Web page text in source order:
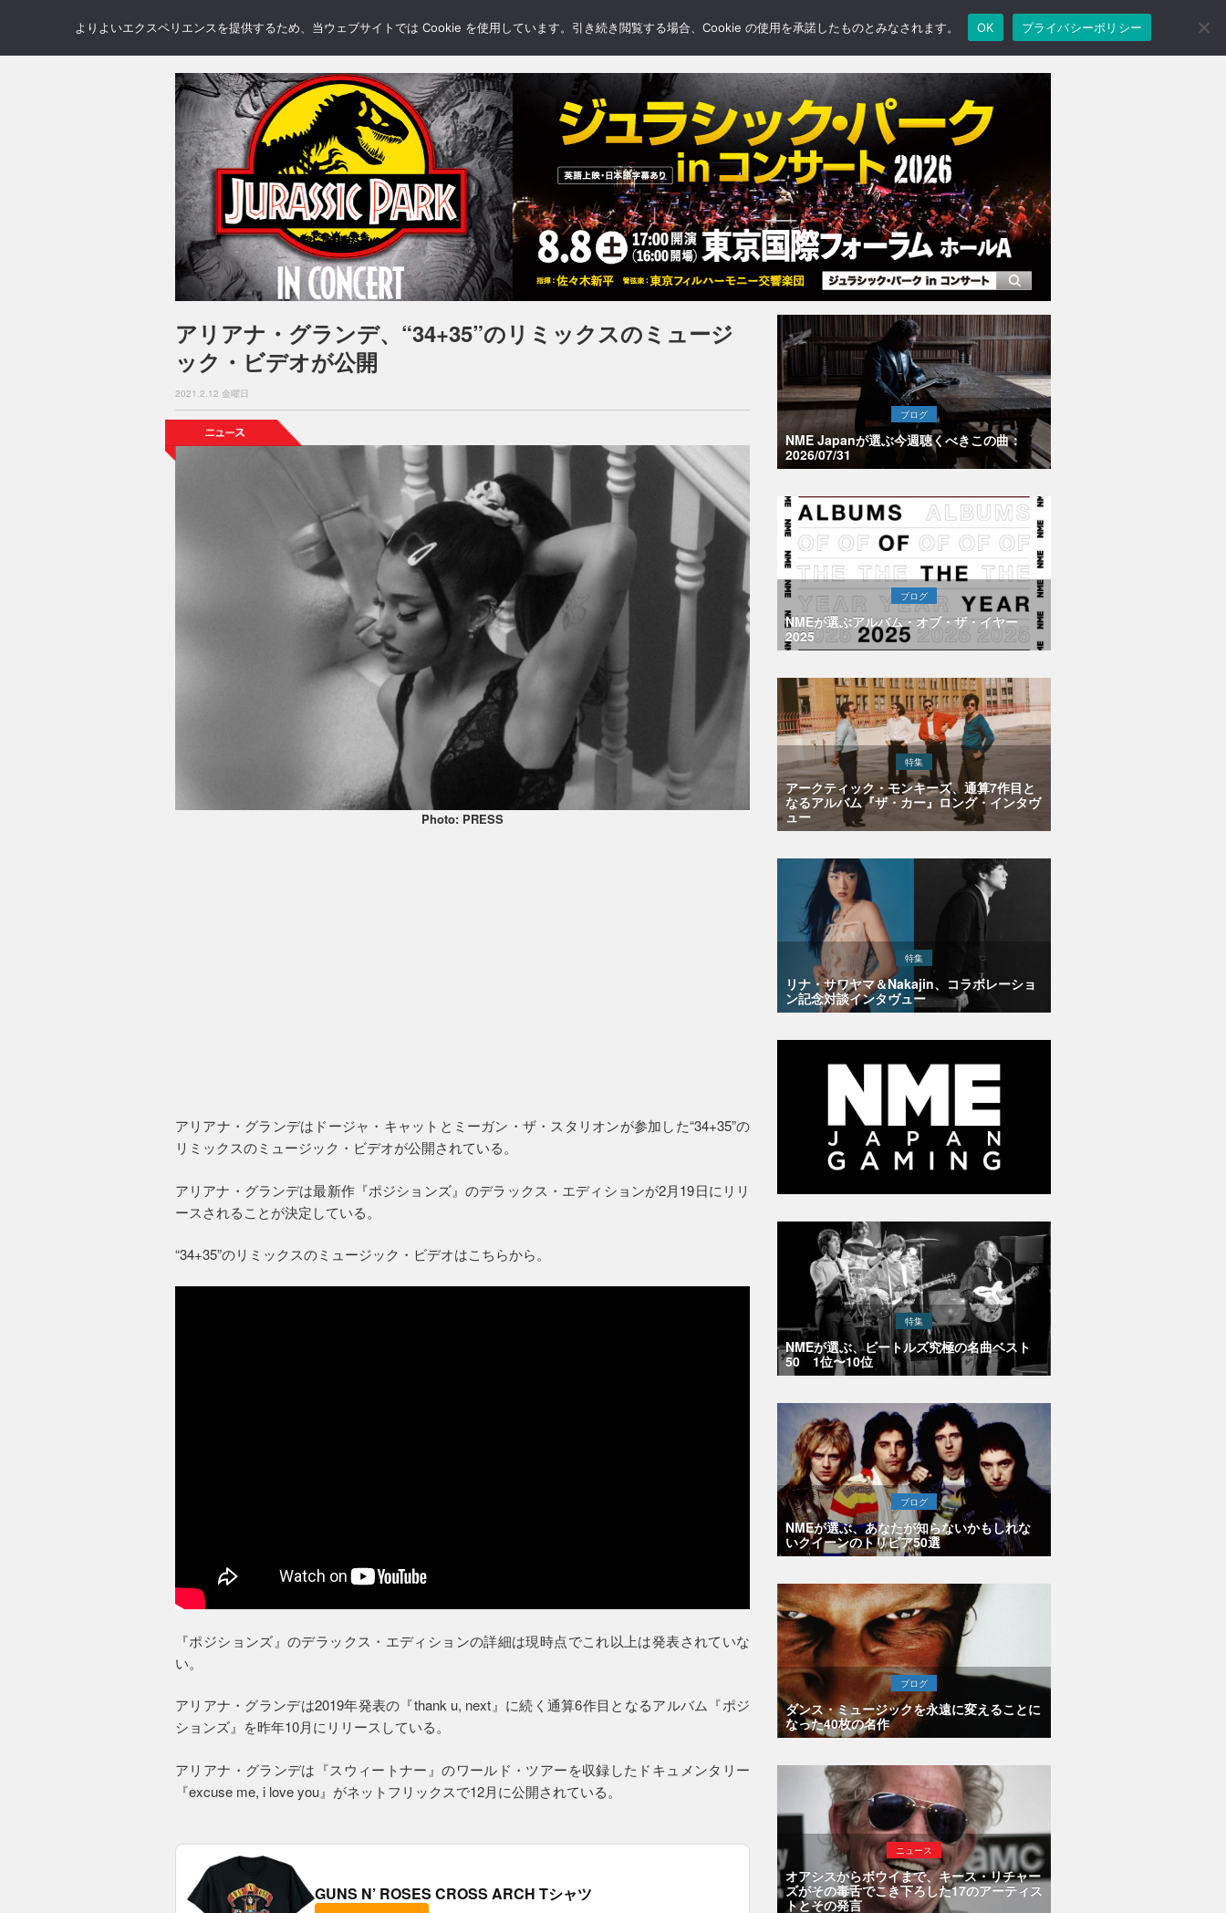
NEWS REVIEWS GALLERY BLOGS FEATURE
アリアナ・グランデ、“34+35”のリミックスのミュージ
ック・ビデオが公開
2021.2.12 金曜日
Photo: PRESS
アリアナ・グランデはドージャ・キャットとミーガン・ザ・スタリオンが参加した“34+35”の
リミックスのミュージック・ビデオが公開されている。
アリアナ・グランデは最新作『ポジションズ』のデラックス・エディションが2月19日にリリ
ースされることが決定している。
“34+35”のリミックスのミュージック・ビデオはこちらから。
『ポジションズ』のデラックス・エディションの詳細は現時点でこれ以上は発表されていな
い。
アリアナ・グランデは2019年発表の『thank u, next』に続く通算6作目となるアルバム『ポジ
ションズ』を昨年10月にリリースしている。
アリアナ・グランデは『スウィートナー』のワールド・ツアーを収録したドキュメンタリー
『excuse me, i love you』がネットフリックスで12月に公開されている。
GUNS N’ ROSES CROSS ARCH Tシャツ
ブログ
NME Japanが選ぶ今週聴くべきこの曲：
2026/07/31
ブログ
NMEが選ぶアルバム・オブ・ザ・イヤー
2025
特集
アークティック・モンキーズ、通算7作目と
なるアルバム『ザ・カー』ロング・インタヴ
ュー
特集
リナ・サワヤマ＆Nakajin、コラボレーショ
ン記念対談インタヴュー
特集
NMEが選ぶ、ビートルズ究極の名曲ベスト
50 1位〜10位
ブログ
NMEが選ぶ、あなたが知らないかもしれな
いクイーンのトリビア50選
ブログ
ダンス・ミュージックを永遠に変えることに
なった40枚の名作
ニュース
オアシスからボウイまで、キース・リチャー
ズがその毒舌でこき下ろした17のアーティス
トとその発言
よりよいエクスペリエンスを提供するため、当ウェブサイトでは Cookie を使用しています。引き続き閲覧する場合、Cookie の使用を承諾したものとみなされます。 OK プライバシーポリシー